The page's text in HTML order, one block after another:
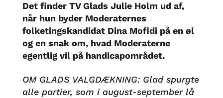
Det finder TV Glads Julie Holm ud af,
når hun byder Moderaternes
folketingskandidat Dina Mofidi på en øl
og en snak om, hvad Moderaterne
egentlig vil på handicapområdet.
OM GLADS VALGDÆKNING: Glad spurgte
alle partier, som i august-september lå